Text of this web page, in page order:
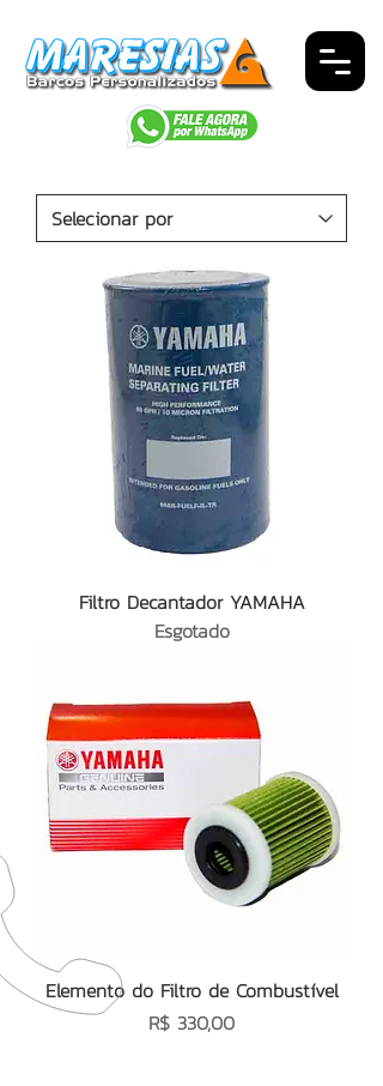
Filtro Decantador YAMAHA
Esgotado
Elemento do Filtro de Combustível
Preço
R$ 330,00